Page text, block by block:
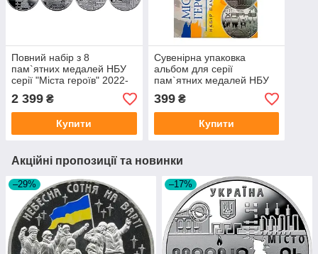
Повний набір з 8
пам`ятних медалей НБУ
серії "Міста героїв" 2022-
2023 років
2 399 ₴
Купити
Сувенірна упаковка
альбом для серії
пам`ятних медалей НБУ
"Міста героїв"
399₴
Купити
Акційні пропозиції та новинки
–29% –17%